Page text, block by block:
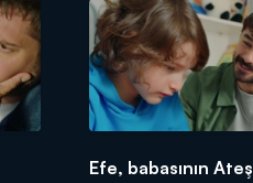
Efe, babasının Ateş